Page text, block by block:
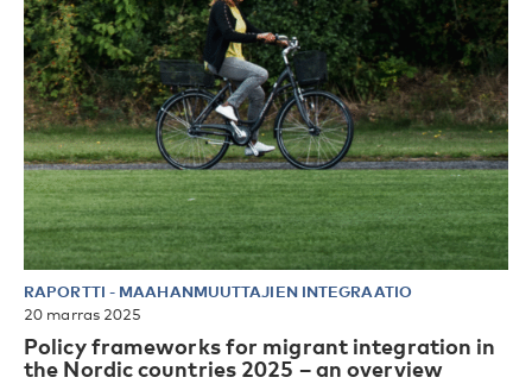
RAPORTTI - MAAHANMUUTTAJIEN INTEGRAATIO
20 marras 2025
Policy frameworks for migrant integration in
the Nordic countries 2025 – an overview